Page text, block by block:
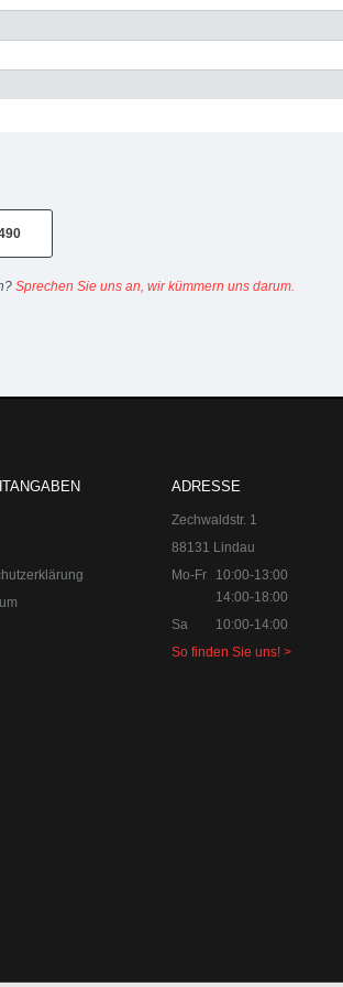
Sprechen Sie uns an, wir kümmern uns darum.
ADRESSE
Zechwaldstr. 1
88131 Lindau
Mo-Fr
10:00-13:00
14:00-18:00
Sa
10:00-14:00
So finden Sie uns! >